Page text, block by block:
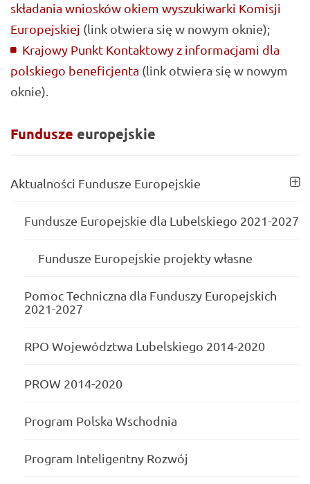
składania wniosków okiem wyszukiwarki Komisji
Europejskiej (link otwiera się w nowym oknie);
Krajowy Punkt Kontaktowy z informacjami dla
polskiego beneficjenta (link otwiera się w nowym
oknie).
Fundusze europejskie
Aktualności Fundusze Europejskie
Fundusze Europejskie dla Lubelskiego 2021-2027
Fundusze Europejskie projekty własne
Pomoc Techniczna dla Funduszy Europejskich
2021-2027
RPO Województwa Lubelskiego 2014-2020
PROW 2014-2020
Program Polska Wschodnia
Program Inteligentny Rozwój